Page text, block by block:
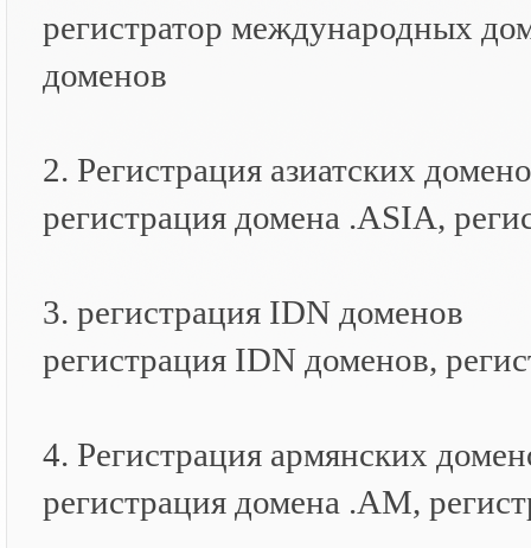
регистратор международных
доменов
2. Регистрация азиатских
регистрация домена .ASIA,
3. регистрация IDN доменов
регистрация IDN доменов,
4. Регистрация армянских
регистрация домена .AM,